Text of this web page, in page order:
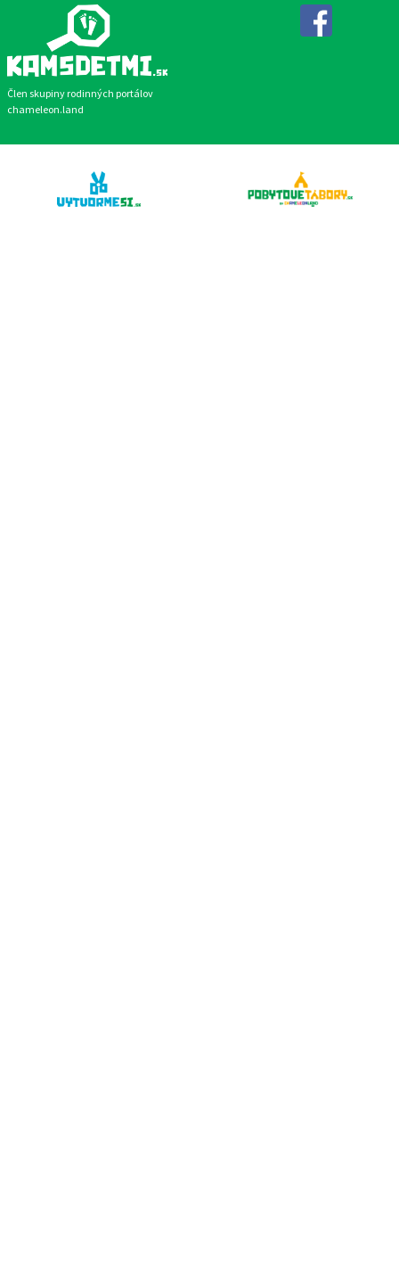
Člen skupiny rodinných portálov
chameleon.land